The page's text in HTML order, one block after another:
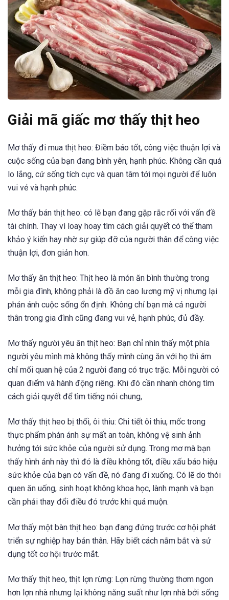
Giải mã giấc mơ thấy thịt heo
Mơ thấy đi mua thịt heo: Điềm báo tốt, công việc thuận lợi và
cuộc sống của bạn đang bình yên, hạnh phúc. Không cần quá
lo lắng, cứ sống tích cực và quan tâm tới mọi người để luôn
vui vẻ và hạnh phúc.
Mơ thấy bán thịt heo: có lẽ bạn đang gặp rắc rối với vấn đề
tài chính. Thay vì loay hoay tìm cách giải quyết có thể tham
khảo ý kiến hay nhờ sự giúp đỡ của người thân để công việc
thuận lợi, đơn giản hơn.
Mơ thấy ăn thịt heo: Thịt heo là món ăn bình thường trong
mỗi gia đình, không phải là đồ ăn cao lương mỹ vị nhưng lại
phản ánh cuộc sống ổn định. Không chỉ bạn mà cả người
thân trong gia đình cũng đang vui vẻ, hạnh phúc, đủ đầy.
Mơ thấy người yêu ăn thịt heo: Bạn chỉ nhìn thấy một phía
người yêu mình mà không thấy mình cùng ăn với họ thì ám
chỉ mối quan hệ của 2 người đang có trục trặc. Mỗi người có
quan điểm và hành động riêng. Khi đó cần nhanh chóng tìm
cách giải quyết để tìm tiếng nói chung,
Mơ thấy thịt heo bị thối, ôi thiu: Chi tiết ôi thiu, mốc trong
thực phẩm phán ánh sự mất an toàn, không vệ sinh ảnh
hưởng tới sức khỏe của người sử dụng. Trong mơ mà bạn
thấy hình ảnh này thì đó là điều không tốt, điều xấu báo hiệu
sức khỏe của bạn có vấn đề, nó đang đi xuống. Có lẽ do thói
quen ăn uống, sinh hoạt không khoa học, lành mạnh và bạn
cần phải thay đổi điều đó trước khi quá muộn.
Mơ thấy một bàn thịt heo: bạn đang đứng trước cơ hội phát
triển sự nghiệp hay bản thân. Hãy biết cách nắm bắt và sử
dụng tốt cơ hội trước mắt.
Mơ thấy thịt heo, thịt lợn rừng: Lợn rừng thường thơm ngon
hơn lợn nhà nhưng lại không năng suất như lợn nhà bởi sống